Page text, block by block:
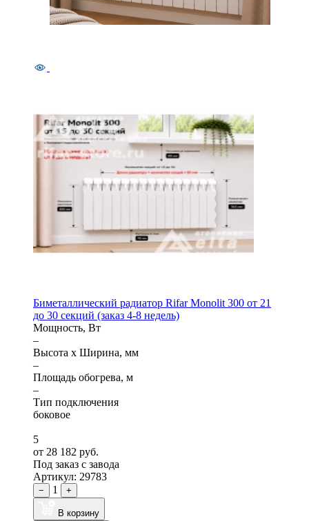
Биметаллический радиатор Rifar Monolit 300 от 21
до 30 секций (заказ 4-8 недель)
Мощность, Вт
–
Высота x Ширина, мм
–
Площадь обогрева, м
–
Тип подключения
боковое
5
от 28 182 руб.
Под заказ с завода
Артикул: 29783
− 1 +
В корзину